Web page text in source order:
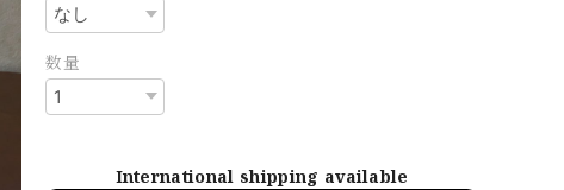
数量
International shipping available